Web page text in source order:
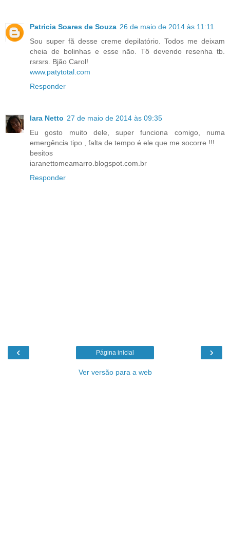
Patricia Soares de Souza 26 de maio de 2014 às 11:11
Sou super fã desse creme depilatório. Todos me deixam
cheia de bolinhas e esse não. Tô devendo resenha tb.
rsrsrs. Bjão Carol!
www.patytotal.com
Responder
Iara Netto 27 de maio de 2014 às 09:35
Eu gosto muito dele, super funciona comigo, numa
emergência tipo , falta de tempo é ele que me socorre !!!
besitos
iaranettomeamarro.blogspot.com.br
Responder
‹ ›
Página inicial
Ver versão para a web